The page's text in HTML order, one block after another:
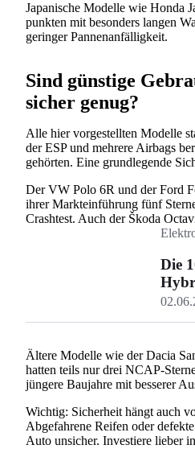
Japanische Modelle wie Honda
punkten mit besonders langen
geringer Pannenanfälligkeit.
Sind günstige
sicher genug?
Alle hier vorgestellten Modelle
der ESP und mehrere Airbags
gehörten. Eine grundlegende
Der VW Polo 6R und der Ford
ihrer Markteinführung fünf
Crashtest. Auch der Škoda
Die
Ältere Modelle wie der Dacia
hatten teils nur drei NCAP-
jüngere Baujahre mit besserer
Wichtig: Sicherheit hängt auch
Abgefahrene Reifen oder
Auto unsicher. Investiere lieber